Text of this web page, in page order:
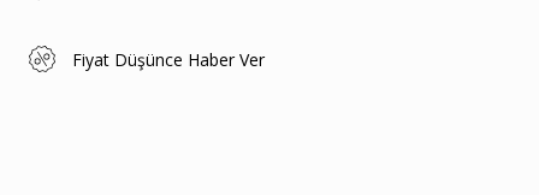
Fiyat Düşünce Haber Ver